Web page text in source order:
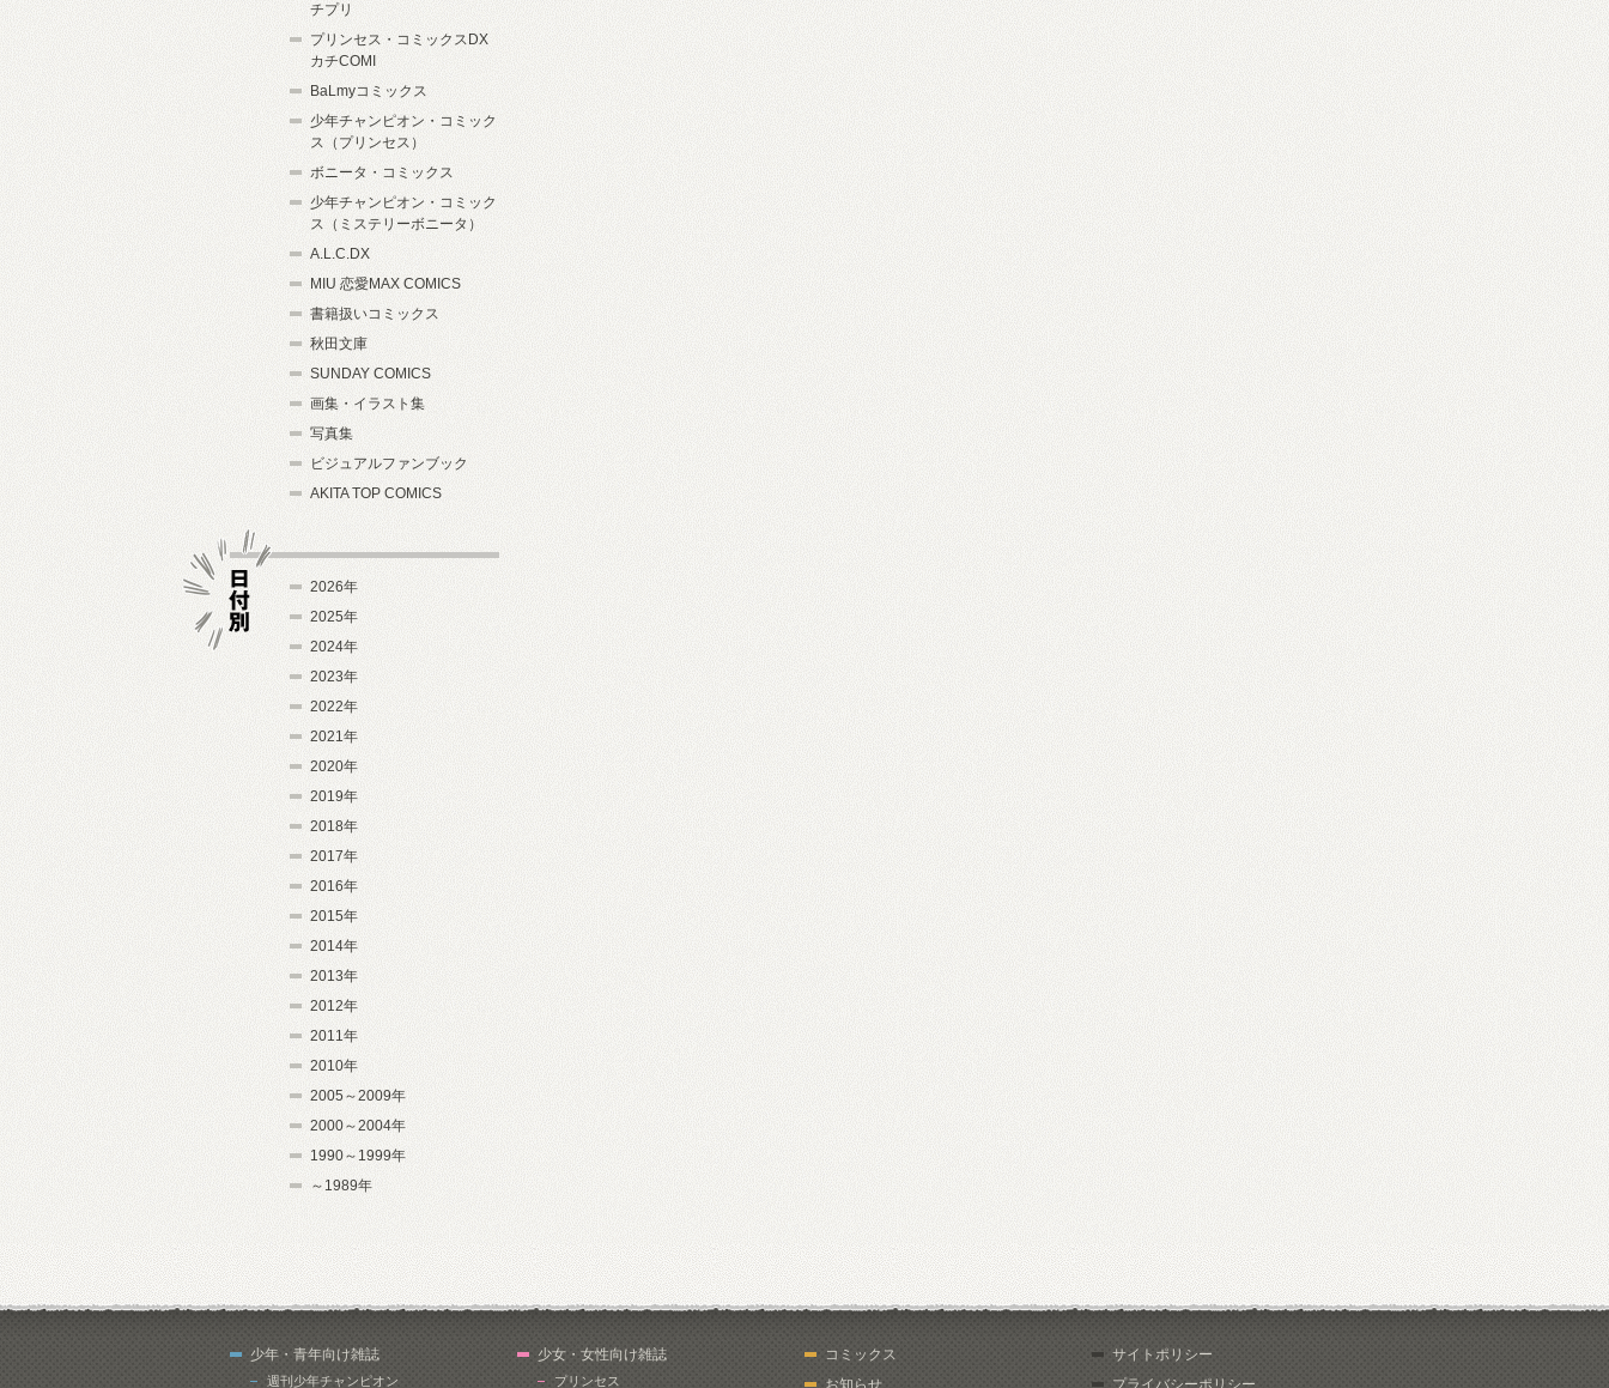
チプリ
プリンセス・コミックスDX
カチCOMI
BaLmyコミックス
少年チャンピオン・コミック
ス（プリンセス）
ボニータ・コミックス
少年チャンピオン・コミック
ス（ミステリーボニータ）
A.L.C.DX
MIU 恋愛MAX COMICS
書籍扱いコミックス
秋田文庫
SUNDAY COMICS
画集・イラスト集
写真集
ビジュアルファンブック
AKITA TOP COMICS
2026年
2025年
2024年
2023年
2022年
2021年
2020年
2019年
2018年
2017年
2016年
2015年
2014年
2013年
2012年
2011年
2010年
2005～2009年
2000～2004年
1990～1999年
～1989年
少年・青年向け雑誌
週刊少年チャンピオン
少女・女性向け雑誌
プリンセス
コミックス
お知らせ
サイトポリシー
プライバシーポリシー